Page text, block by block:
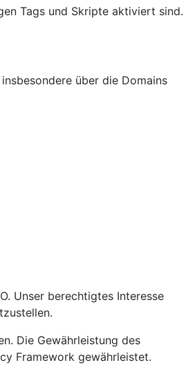
Tags und Skripte aktiviert sind.
über die Domains
Unser berechtigtes Interesse
Die Gewährleistung des
Framework gewährleistet.